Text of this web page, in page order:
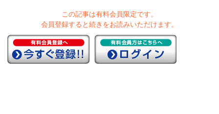
この記事は有料会員限定です。
会員登録すると続きをお読みいただけます。